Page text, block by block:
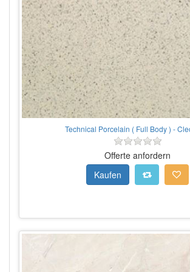
Technical Porcelain ( Full Body ) -
Offerte anfordern